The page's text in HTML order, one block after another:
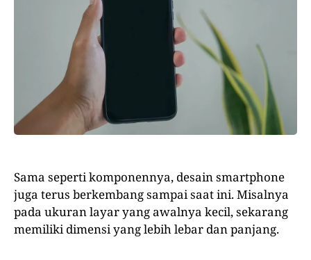
Sama seperti komponennya, desain smartphone
juga terus berkembang sampai saat ini. Misalnya
pada ukuran layar yang awalnya kecil, sekarang
memiliki dimensi yang lebih lebar dan panjang.